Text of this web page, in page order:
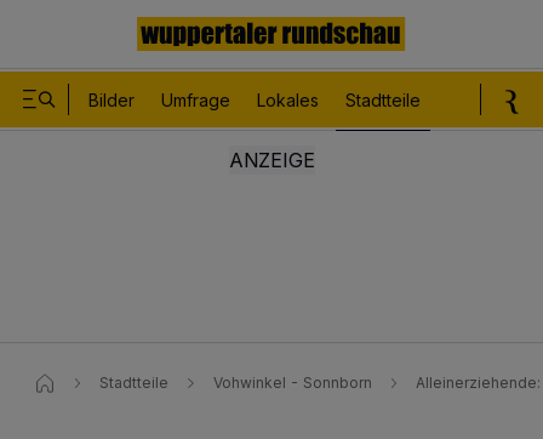
Bilder Umfrage Lokales Stadtteile
Stadtteile Vohwinkel - Sonnborn Alleinerziehende: